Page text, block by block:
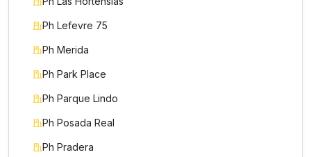
Ph Lefevre 75
Ph Merida
Ph Park Place
Ph Parque Lindo
Ph Posada Real
Ph Pradera